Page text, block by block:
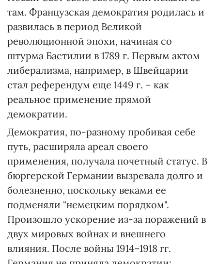
там. Французская демократия родилась и
развилась в период Великой
революционной эпохи, начиная со
штурма Бастилии в 1789 г. Первым актом
либерализма, например, в Швейцарии
стал референдум еще 1449 г. – как
реальное применение прямой
демократии.
Демократия, по-разному пробивая себе
путь, расширяла ареал своего
применения, получала почетный статус. В
бюргерской Германии вызревала долго и
болезненно, поскольку веками ее
подменяли "немецким порядком".
Произошло ускорение из-за поражений в
двух мировых войнах и внешнего
влияния. После войны 1914–1918 гг.